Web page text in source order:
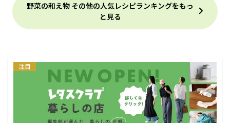
野菜の和え物 その他の人気レシピランキングをもっ
と見る
注目